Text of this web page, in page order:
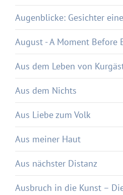
Augenblicke: Gesichter
August - A Moment Before
Aus dem Leben von
Aus dem Nichts
Aus Liebe zum Volk
Aus meiner Haut
Aus nächster Distanz
Ausbruch in die Kunst –